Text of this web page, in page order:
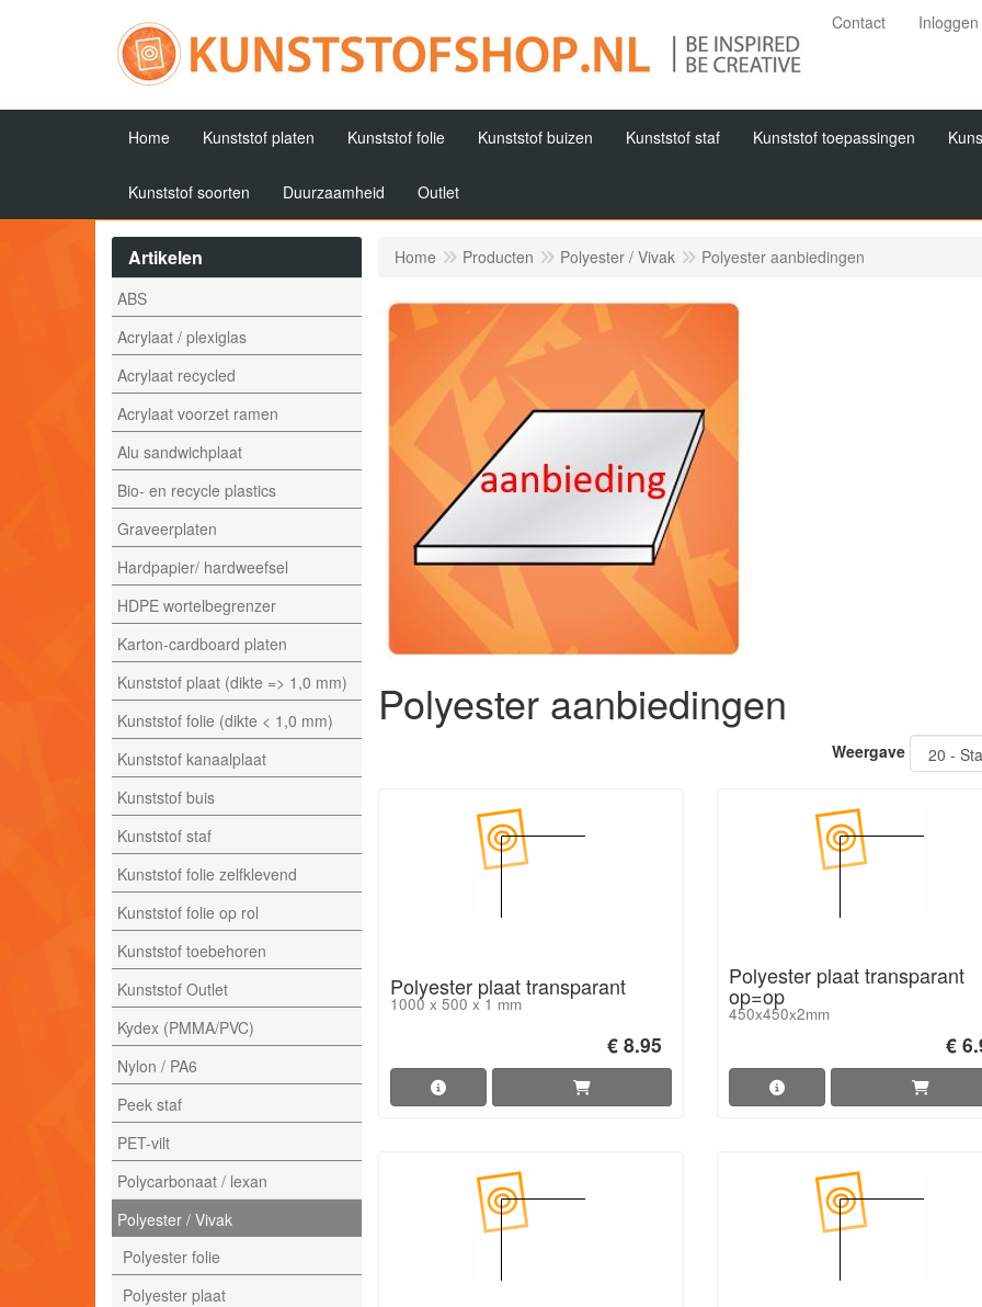
Contact Inloggen
Home Kunststof platen Kunststof folie Kunststof buizen Kunststof staf Kunststof toepassingen
Kunststof soorten Duurzaamheid Outlet
Artikelen
ABS
Acrylaat / plexiglas
Acrylaat recycled
Acrylaat voorzet ramen
Alu sandwichplaat
Bio- en recycle plastics
Graveerplaten
Hardpapier/ hardweefsel
HDPE wortelbegrenzer
Karton-cardboard platen
Kunststof plaat (dikte => 1,0 mm)
Kunststof folie (dikte < 1,0 mm)
Kunststof kanaalplaat
Kunststof buis
Kunststof staf
Kunststof folie zelfklevend
Kunststof folie op rol
Kunststof toebehoren
Kunststof Outlet
Kydex (PMMA/PVC)
Nylon / PA6
Peek staf
PET-vilt
Polycarbonaat / lexan
Polyester / Vivak
Polyester folie
Polyester plaat
Home Producten Polyester / Vivak Polyester aanbiedingen
Polyester aanbiedingen
Weergave
Polyester plaat transparant
1000 x 500 x 1 mm
€ 8.95
Polyester plaat transparant
op=op
450x450x2mm
€